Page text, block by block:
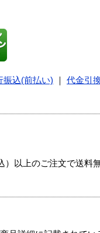
振込(前払い) 代金引
以上のご注文で送料